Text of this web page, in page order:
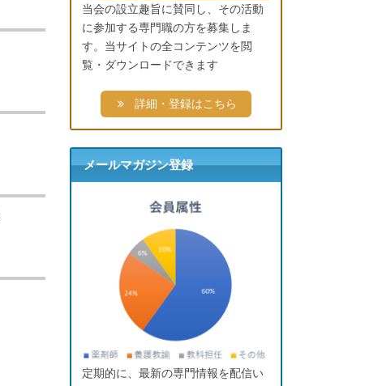
当会の設立趣旨に賛同し、その活動
に参加する専門職の方を募集しま
す。当サイトの全コンテンツを閲
覧・ダウンロードできます
詳細・登録はこちら
メールマガジン登録
定期的に、最新の専門情報を配信い